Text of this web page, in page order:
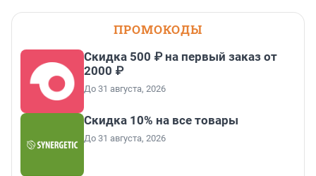
ПРОМОКОДЫ
Скидка 500 ₽ на первый заказ от
2000 ₽
До 31 августа, 2026
Скидка 10% на все товары
До 31 августа, 2026